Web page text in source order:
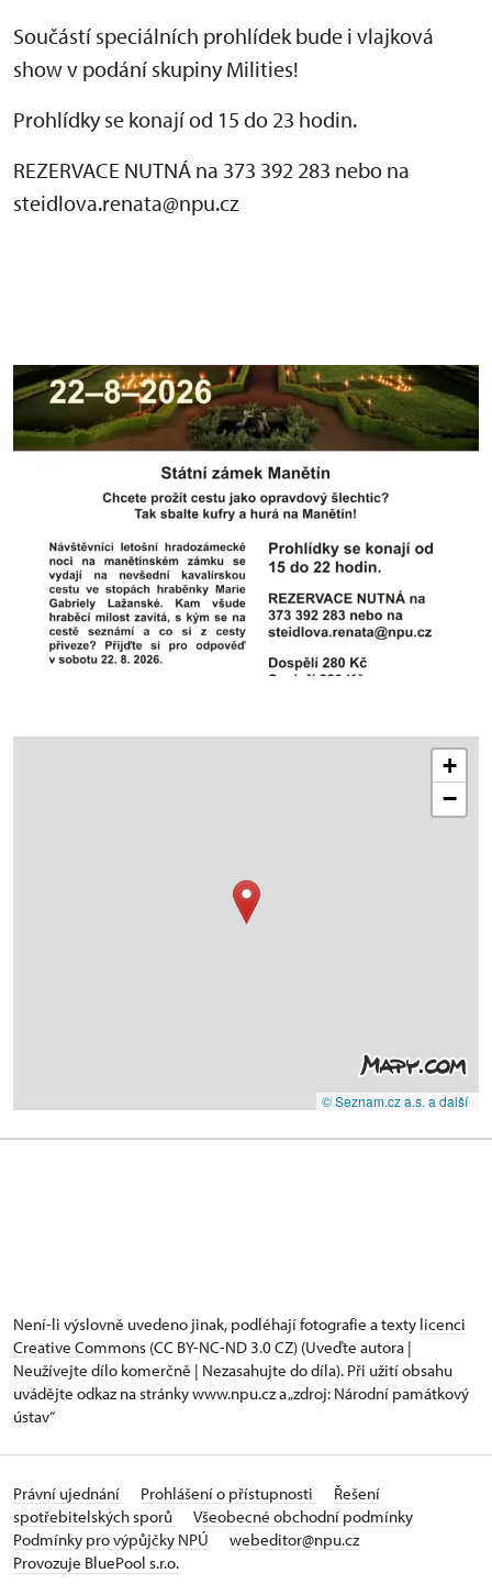
Součástí speciálních prohlídek bude i vlajková
show v podání skupiny Milities!
Prohlídky se konají od 15 do 23 hodin.
REZERVACE NUTNÁ na 373 392 283 nebo na
steidlova.renata@npu.cz
+
−
© Seznam.cz a.s. a další
Není-li výslovně uvedeno jinak, podléhají fotografie a texty licenci
Creative Commons (CC BY-NC-ND 3.0 CZ) (Uveďte autora |
Neužívejte dílo komerčně | Nezasahujte do díla). Při užití obsahu
uvádějte odkaz na stránky www.npu.cz a „zdroj: Národní památkový
ústav“
Právní ujednání Prohlášení o přístupnosti
Řešení
spotřebitelských sporů
Všeobecné obchodní podmínky
Podmínky pro výpůjčky NPÚ
webeditor@npu.cz
Provozuje BluePool s.r.o.